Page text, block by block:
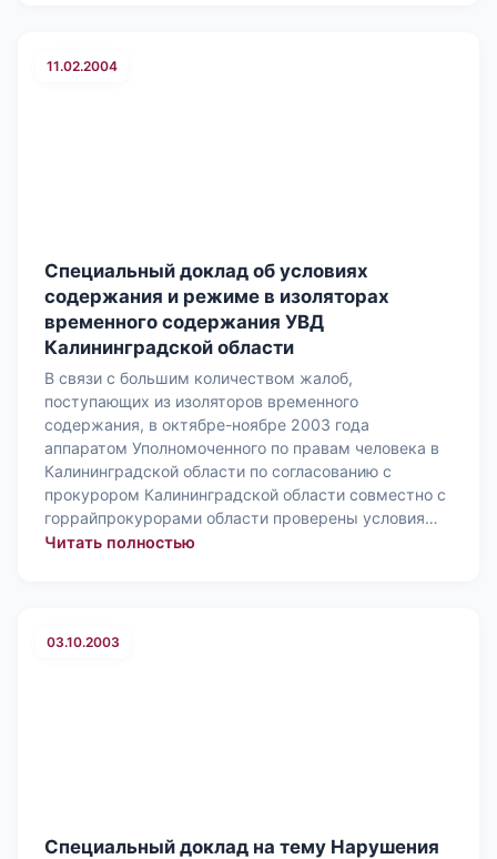
11.02.2004
Специальный доклад об условиях
содержания и режиме в изоляторах
временного содержания УВД
Калининградской области
В связи с большим количеством жалоб,
поступающих из изоляторов временного
содержания, в октябре-ноябре 2003 года
аппаратом Уполномоченного по правам человека в
Калининградской области по согласованию с
прокурором Калининградской области совместно с
горрайпрокурорами области проверены условия…
Читать полностью: Специальный доклад об условиях
03.10.2003
Специальный доклад на тему Нарушения